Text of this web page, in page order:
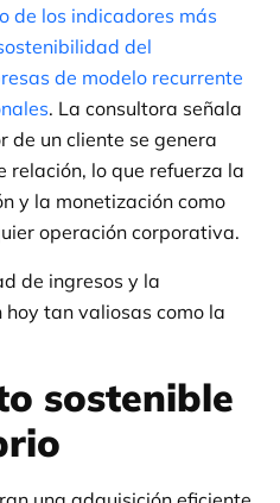
de los indicadores más
del
de modelo recurrente
. La consultora señala
de un cliente se genera
relación, lo que refuerza la
y la monetización como
operación corporativa.
de ingresos y la
tan valiosas como la
sostenible